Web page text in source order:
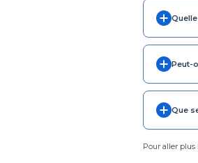
Peut-
Que
Pour aller